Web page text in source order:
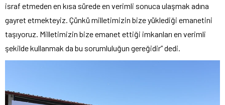
israf etmeden en kısa sürede en verimli sonuca ulaşmak adına
gayret etmekteyiz. Çünkü milletimizin bize yüklediği emanetini
taşıyoruz. Milletimizin bize emanet ettiği imkanları en verimli
şekilde kullanmak da bu sorumluluğun gereğidir” dedi.